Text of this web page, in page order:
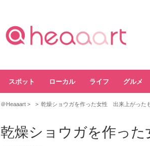
スポット ローカル ライフ グルメ
＠Heaaart 乾燥ショウガを作った女性 出来上がった
乾燥ショウガを作っ